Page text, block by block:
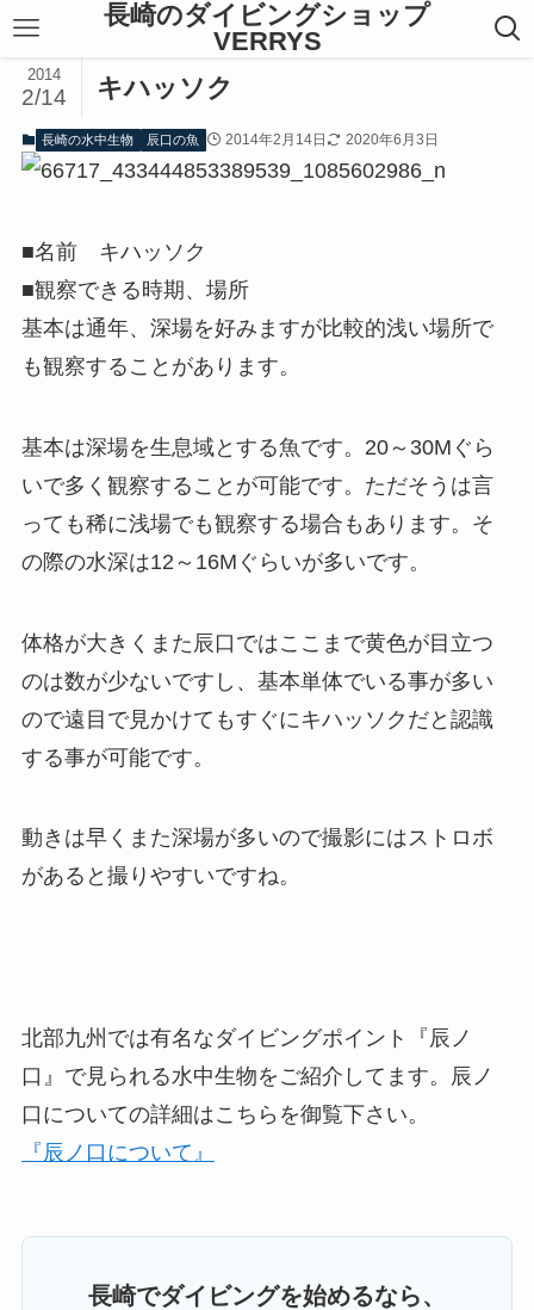
長崎のダイビングショップ
VERRYS
キハッソク
2014
2/14
長崎の水中生物 辰口の魚 2014年2月14日 2020年6月3日
■名前 キハッソク
■観察できる時期、場所
基本は通年、深場を好みますが比較的浅い場所で
も観察することがあります。
基本は深場を生息域とする魚です。20～30Mぐら
いで多く観察することが可能です。ただそうは言
っても稀に浅場でも観察する場合もあります。そ
の際の水深は12～16Mぐらいが多いです。
体格が大きくまた辰口ではここまで黄色が目立つ
のは数が少ないですし、基本単体でいる事が多い
ので遠目で見かけてもすぐにキハッソクだと認識
する事が可能です。
動きは早くまた深場が多いので撮影にはストロボ
があると撮りやすいですね。
北部九州では有名なダイビングポイント『辰ノ
口』で見られる水中生物をご紹介してます。辰ノ
口についての詳細はこちらを御覧下さい。
『辰ノ口について』
長崎でダイビングを始めるなら、